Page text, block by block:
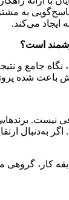
پاسخ‌گویی به
ایجاد می‌کند.
است؟
شده
برندهایی
اگر به‌دنبال